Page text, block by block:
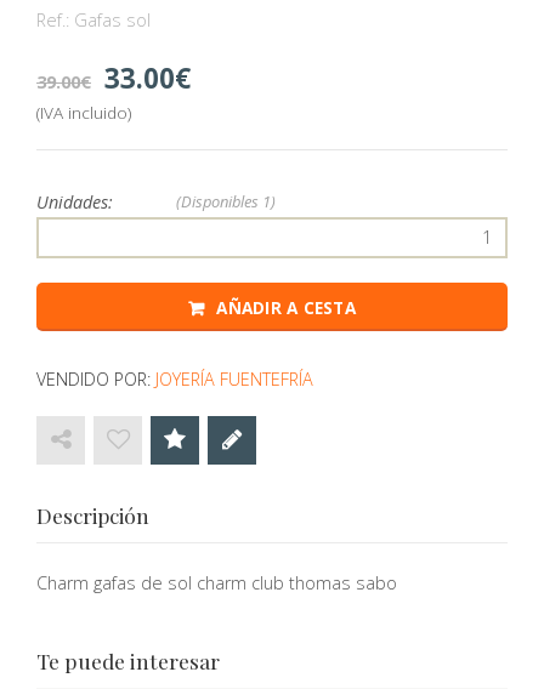
Ref.: Gafas sol
39.00 33.00
(IVA incluido)
Unidades: (Disponibles 1)
AÑADIR A CESTA
VENDIDO POR: JOYERÍA FUENTEFRÍA
Descripción
Charm gafas de sol charm club thomas sabo
Te puede interesar